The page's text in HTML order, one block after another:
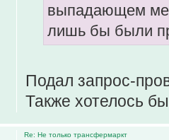
выпадающем
лишь бы были
Подал запрос-
Также хотелось
Re: Не только трансфермаркт